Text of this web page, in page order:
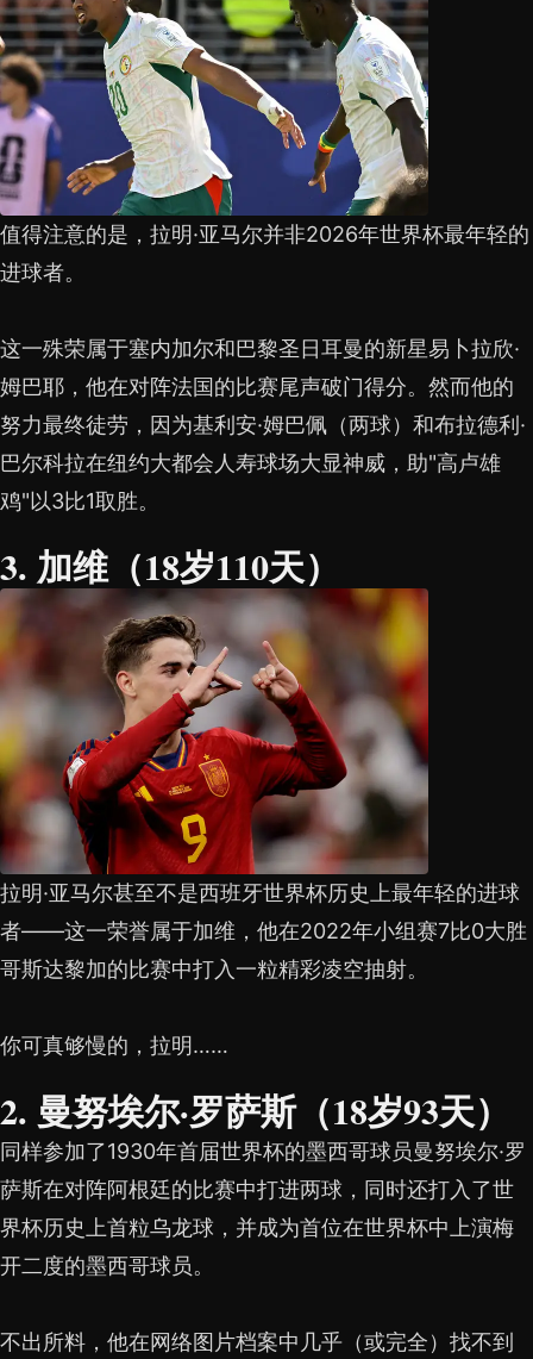
值得注意的是，拉明·亚马尔并非2026年世界杯最年轻的
进球者。
这一殊荣属于塞内加尔和巴黎圣日耳曼的新星易卜拉欣·
姆巴耶，他在对阵法国的比赛尾声破门得分。然而他的
努力最终徒劳，因为基利安·姆巴佩（两球）和布拉德利·
巴尔科拉在纽约大都会人寿球场大显神威，助"高卢雄
鸡"以3比1取胜。
3. 加维（18岁110天）
拉明·亚马尔甚至不是西班牙世界杯历史上最年轻的进球
者——这一荣誉属于加维，他在2022年小组赛7比0大胜
哥斯达黎加的比赛中打入一粒精彩凌空抽射。
你可真够慢的，拉明……
2. 曼努埃尔·罗萨斯（18岁93天）
同样参加了1930年首届世界杯的墨西哥球员曼努埃尔·罗
萨斯在对阵阿根廷的比赛中打进两球，同时还打入了世
界杯历史上首粒乌龙球，并成为首位在世界杯中上演梅
开二度的墨西哥球员。
不出所料，他在网络图片档案中几乎（或完全）找不到